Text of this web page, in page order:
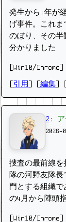
発生から4年が
げ事件。これま
のぼり、その半
分かりました
[Win10/Chrome]
引用 編集
2 : ア
2026-
捜査の最前線を
隊の河野友隊
門とする組織
の4月から陣頭
[Win10/Chrome]